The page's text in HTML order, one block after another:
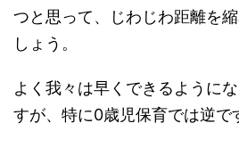
つと思って、じわじわ距離を
しょう。
よく我々は早くできるように
すが、特に0歳児保育では逆で